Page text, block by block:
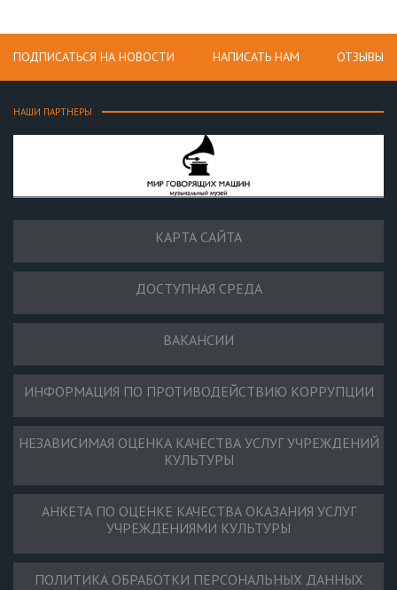
ПОДПИСАТЬСЯ НА НОВОСТИ НАПИСАТЬ НАМ ОТЗЫВЫ
НАШИ ПАРТНЕРЫ
КАРТА САЙТА
ДОСТУПНАЯ СРЕДА
ВАКАНСИИ
ИНФОРМАЦИЯ ПО ПРОТИВОДЕЙСТВИЮ КОРРУПЦИИ
НЕЗАВИСИМАЯ ОЦЕНКА КАЧЕСТВА УСЛУГ УЧРЕЖДЕНИЙ
КУЛЬТУРЫ
АНКЕТА ПО ОЦЕНКЕ КАЧЕСТВА ОКАЗАНИЯ УСЛУГ
УЧРЕЖДЕНИЯМИ КУЛЬТУРЫ
ПОЛИТИКА ОБРАБОТКИ ПЕРСОНАЛЬНЫХ ДАННЫХ